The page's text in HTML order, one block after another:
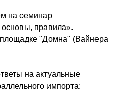
на семинар
правила».
"Домна" (Вайнера
на актуальные
импорта: